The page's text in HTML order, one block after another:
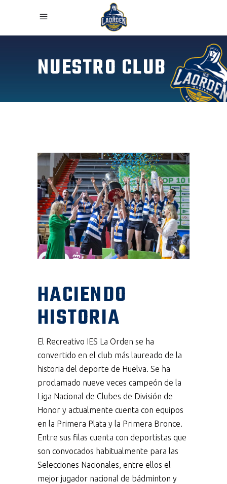
NUESTRO CLUB
HACIENDO
HISTORIA
El Recreativo IES La Orden se ha
convertido en el club más laureado de la
historia del deporte de Huelva. Se ha
proclamado nueve veces campeón de la
Liga Nacional de Clubes de División de
Honor y actualmente cuenta con equipos
en la Primera Plata y la Primera Bronce.
Entre sus filas cuenta con deportistas que
son convocados habitualmente para las
Selecciones Nacionales, entre ellos el
mejor jugador nacional de bádminton y